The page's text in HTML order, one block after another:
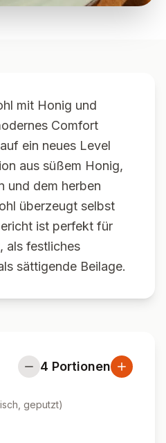
mit Honig und
Comfort
ein neues Level
aus süßem Honig,
und dem herben
überzeugt selbst
ist perfekt für
als festliches
sättigende Beilage.
4 Portionen
geputzt)